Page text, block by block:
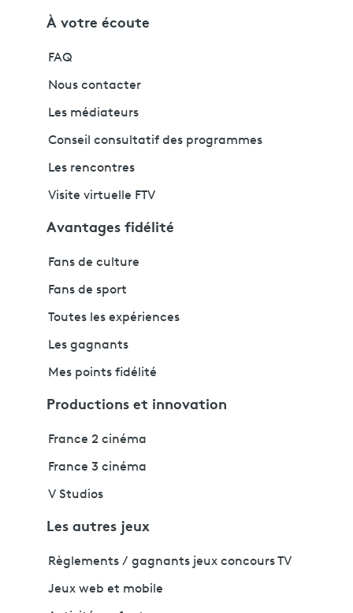
À votre écoute
FAQ
Nous contacter
Les médiateurs
Conseil consultatif des programmes
Les rencontres
Visite virtuelle FTV
Avantages fidélité
Fans de culture
Fans de sport
Toutes les expériences
Les gagnants
Mes points fidélité
Productions et innovation
France 2 cinéma
France 3 cinéma
V Studios
Les autres jeux
Règlements / gagnants jeux concours TV
Jeux web et mobile